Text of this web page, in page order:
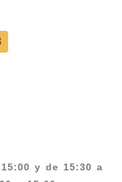
y de 15:30 a